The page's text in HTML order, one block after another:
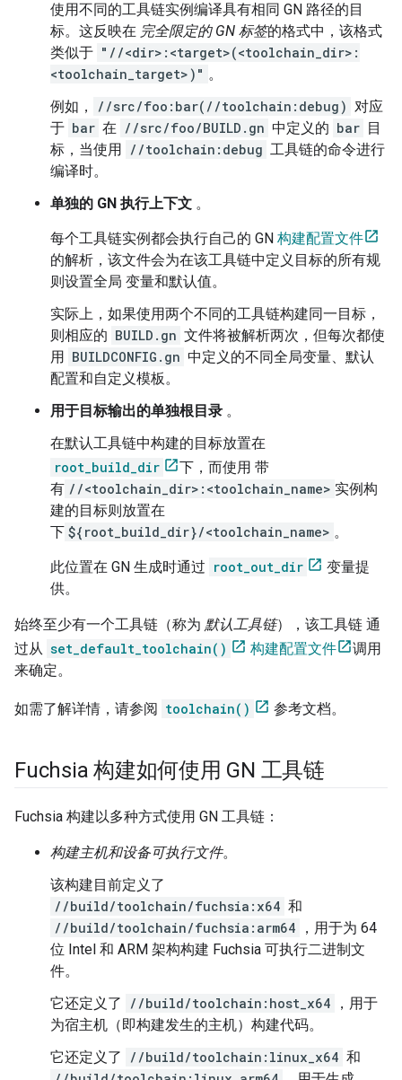
使用不同的工具链实例编译具有相同 GN 路径的目
标。这反映在 完全限定的 GN 标签的格式中，该格式
类似于 "//<dir>:<target>(<toolchain_dir>:
<toolchain_target>)" 。
例如，
//src/foo:bar(//toolchain:debug) 对应
于 bar 在 //src/foo/BUILD.gn 中定义的 bar 目
标，当使用 //toolchain:debug 工具链的命令进行
编译时。
单独的 GN 执行上下文 。
每个工具链实例都会执行自己的 GN 构建配置文件
的解析，该文件会为在该工具链中定义目标的所有规
则设置全局 变量和默认值。
实际上，如果使用两个不同的工具链构建同一目标，
则相应的 BUILD.gn 文件将被解析两次，但每次都使
用 BUILDCONFIG.gn 中定义的不同全局变量、默认
配置和自定义模板。
用于目标输出的单独根目录 。
在默认工具链中构建的目标放置在
root_build_dir
下，而使用 带
有 //<toolchain_dir>:<toolchain_name> 实例构
建的目标则放置在
下 ${root_build_dir}/<toolchain_name> 。
此位置在 GN 生成时通过 root_out_dir
变量提
供。
始终至少有一个工具链（称为 默认工具链），该工具链 通
过从 set_default_toolchain() 构建配置文件
调用
来确定。
如需了解详情，请参阅 toolchain() 参考文档。
Fuchsia 构建如何使用 GN 工具链
Fuchsia 构建以多种方式使用 GN 工具链：
构建主机和设备可执行文件。
该构建目前定义了
//build/toolchain/fuchsia:x64 和
//build/toolchain/fuchsia:arm64
，用于为 64
位 Intel 和 ARM 架构构建 Fuchsia 可执行二进制文
件。
它还定义了
//build/toolchain:host_x64
，用于
为宿主机（即构建发生的主机）构建代码。
它还定义了
//build/toolchain:linux_x64 和